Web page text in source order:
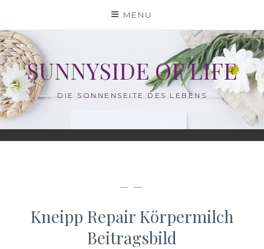
content
MENU
SUNNYSIDE OF LIFE
DIE SONNENSEITE DES LEBENS
— —
Kneipp Repair Körpermilch
Beitragsbild